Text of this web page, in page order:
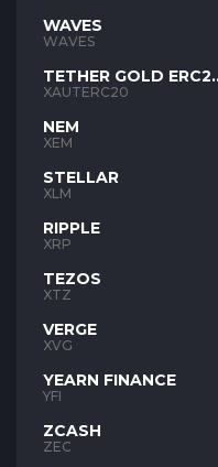
WAVES
WAVES
TETHER GOLD
XAUT
XAUTERC20
NEM
XEM
STELLAR
XLM
RIPPLE
XRP
TEZOS
XTZ
VERGE
XVG
YEARN FINANCE
YFI
ZCASH
ZEC